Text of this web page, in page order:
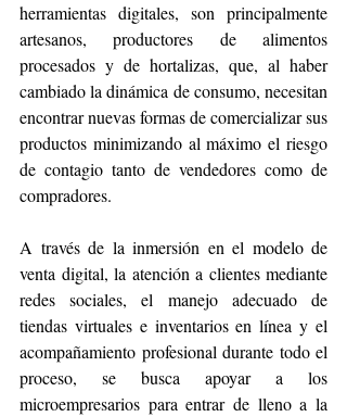
herramientas digitales, son principalmente
artesanos, productores de alimentos
procesados y de hortalizas, que, al haber
cambiado la dinámica de consumo, necesitan
encontrar nuevas formas de comercializar sus
productos minimizando al máximo el riesgo
de contagio tanto de vendedores como de
compradores.
A través de la inmersión en el modelo de
venta digital, la atención a clientes mediante
redes sociales, el manejo adecuado de
tiendas virtuales e inventarios en línea y el
acompañamiento profesional durante todo el
proceso, se busca apoyar a los
microempresarios para entrar de lleno a la